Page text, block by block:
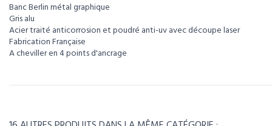
Banc Berlin métal graphique
Gris alu
Acier traité anticorrosion et poudré anti-uv avec découpe laser
Fabrication Française
A cheviller en 4 points d'ancrage